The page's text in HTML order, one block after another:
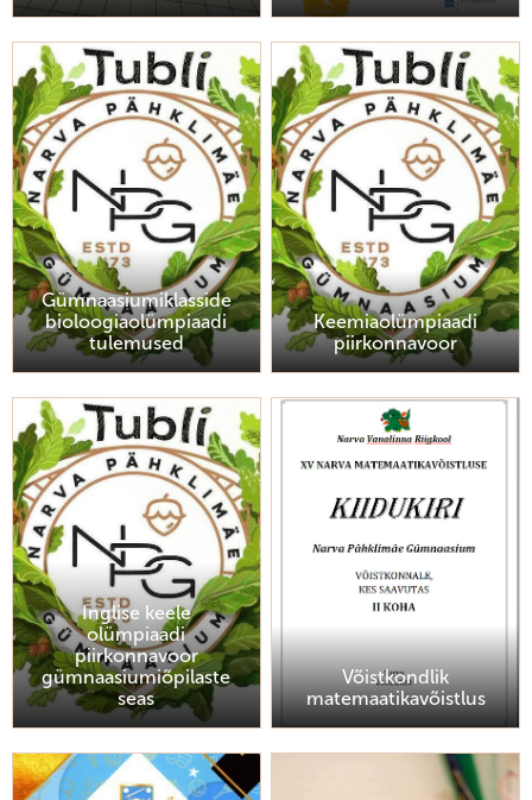
Gümnaasiumiklasside
bioloogiaolümpiaadi
tulemused
Keemiaolümpiaadi
piirkonnavoor
Inglise keele
olümpiaadi
piirkonnavoor
gümnaasiumiõpilaste
seas
Võistkondlik
matemaatikavõistlus